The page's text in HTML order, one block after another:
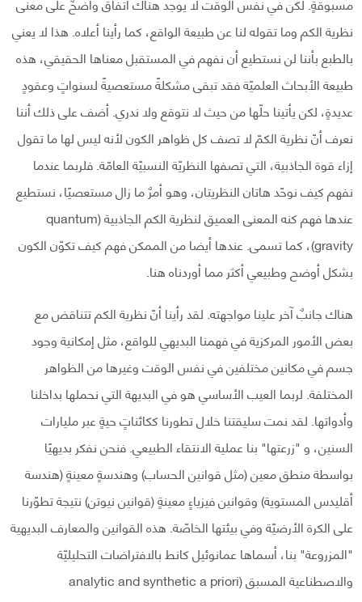
نظرية الكم وما تقوله لنا عن طبيعة الواقع، كما رأينا أعلاه. هذا لا يعني
بالطبع بأننا لن نستطيع أن نفهم في المستقبل معناها الحقيقي، هذه
طبيعة الأبحاث العلميّة فقد تبقى مشكلةً مستعصيةً لسنواتٍ وعقودٍ
عديدةٍ، لكن يأتينا حلّها من حيث لا نتوقع ولا ندري. أضف على ذلك أننا
نعرف أنّ نظرية الكمّ لا تصف كل ظواهر الكون لأنه ليس لها ما تقول
إزاء قوة الجاذبية، التي تصفها النظريّة النسبيّة العامّة. فلربما عندما
نفهم كيف نوحّد هاتان النظريتان، وهو أمرٌ ما زال مستعصيًا، نستطيع
عندها فهم كنه المعنى العميق لنظرية الكم الجاذبية (quantum
gravity)، كما تسمى. عندها أيضا من الممكن فهم كيف تكوّن الكون
بشكل أوضح وطبيعي أكثر مما أوردناه هنا.
هناك جانبٌ آخر علينا مواجهته. لقد رأينا أنّ نظرية الكم تتناقض مع
بعض الأمور المركزية في فهمنا البديهي للواقع، مثل إمكانية وجود
جسم في مكانين مختلفين في نفس الوقت وغيرها من الظواهر
المختلفة. لربما العيب الأساسي هو في البديهة التي نحملها بداخلنا
وأدواتها. لقد نمت سليقتنا خلال تطورنا ككائناتٍ حيةٍ عبر مليارات
السنين، و "زرعتها" بنا عملية الانتقاء الطبيعي. فنحن نفكر بديهيًا
بواسطة منطق معين (مثل قوانين الحساب) وهندسةٍ معينةٍ (هندسة
أقليدس المستوية) وقوانين فيزياءٍ معينةٍ (قوانين نيوتن) نتيجة تطوّرنا
على الكرة الأرضيّة وفي بيئتها الخاصّة. هذه القوانين والمعارف البديهية
"المزروعة" بنا، أسماها عمانوئيل كانط بالافتراضات التحليليّة
والاصطناعية المسبق (analytic and synthetic a priori